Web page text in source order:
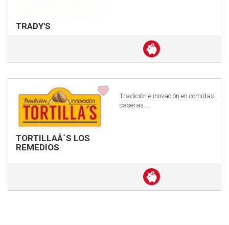
TRADY'S
TORTILLAÂ´S LOS
REMEDIOS
Tradición e inovación en comidas
caseras....